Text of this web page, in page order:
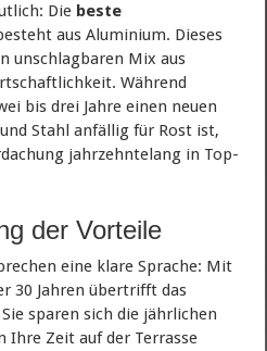
Die beste
aus Aluminium. Dieses
unschlagbaren Mix aus
Während
bis drei Jahre einen neuen
Stahl anfällig für Rost ist,
jahrzehntelang in Top-
der Vorteile
eine klare Sprache: Mit
30 Jahren übertrifft das
sparen sich die jährlichen
Ihre Zeit auf der Terrasse